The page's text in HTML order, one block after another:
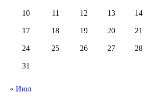
10 11 12 13 14
17 18 19 20 21
24 25 26 27 28
31
« Июл